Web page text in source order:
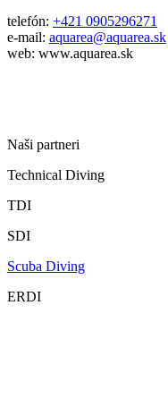
telefón: +421 0905296271
e-mail: aquarea@aquarea.sk
web: www.aquarea.sk
Naši partneri
Technical Diving
TDI
SDI
Scuba Diving
ERDI